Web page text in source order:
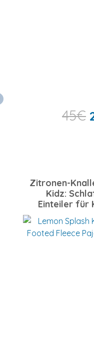
45€
Zitronen-
Kidz:
Einteiler für